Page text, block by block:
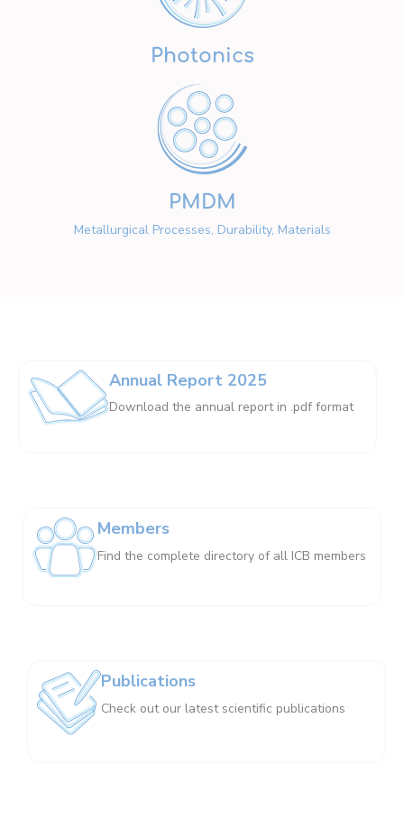
Photonics
PMDM
Metallurgical Processes, Durability, Materials
Annual Report 2025
Download the annual report in .pdf format
Members
Find the complete directory of all ICB members
Publications
Check out our latest scientific publications